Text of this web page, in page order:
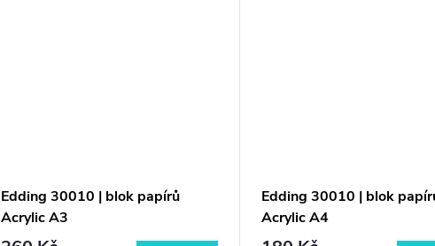
Edding 30010 | blok papírů
Acrylic A3
Edding 30010 | blok
Acrylic A4